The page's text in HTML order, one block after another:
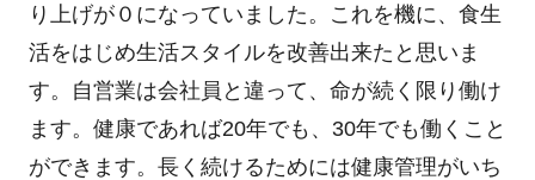
り上げが０になっていました。これを機に、食生
活をはじめ生活スタイルを改善出来たと思いま
す。自営業は会社員と違って、命が続く限り働け
ます。健康であれば20年でも、30年でも働くこと
ができます。長く続けるためには健康管理がいち